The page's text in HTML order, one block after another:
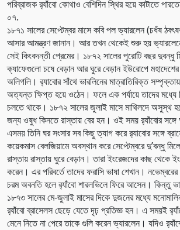
পরিব্রাজক র‌্যাঁবো কোথাও বেশিদিন স্থির হয়ে কাটাতে
০৭.
১৮৭১ সালের সেপ্টেম্বর মাসে কবি পল ভ্যারলেন (চধঁষ
আসার আমন্ত্রণ জানান। আর তখন থেকেই শুরু হয়
সেই কিংবদন্তী প্রেমের। ১৮৭২ সালের পুরোটি বছর দুবন্ধু
ক্যাফেগুলো চষে বেড়ান আর ঘুরে বেড়ান ইউরোপে
অলিগলি। র‌্যাবোর সাঁথে ভারলিনের মাত্রাতিরিক্ত সম্পৃক্তায়
অত্যন্ত ক্ষিপ্ত হয়ে ওঠেন। ফলে এক পর্যায়ে তাদের মধ্যে
চলতে থাকে। ১৮৭২ সালের জুলাই মাসে মাথিলদে অসুস্থ
জন্য ওষুধ কিনতে রাস্তায় বের হন। ওই সময় র‌্যাঁবোর সঙ্গে
এসময় তিনি ঘর সংসার সব কিছু ত্যাগ করে র‌্যাবোর সঙ্গে
কয়েকমাস বেলজিয়ামে অবস্থান করে সেপ্টেম্বরে দু’বন্ধু
রাস্তায় রাস্তায় ঘুরে বেড়ান। তারা ইংরেজদের কাছ থেকে
করেন। এর পরিবর্তে তাদের ফরাসি ভাষা শেখান।
চরম অবনতি হলে র‌্যাঁবো শারলভিলে ফিরে আসেন। কিন্তু
১৮৭৩ সালের মে-জুলাই মাসের দিকে দুজনের মধ্যে
র‌্যাঁবো ব্রাসেলস ছেড়ে যেতে দৃঢ় প্রতিজ্ঞ হন। এ সময়ই
মেনে নিতে না পেরে তাকে গুলি করেন ভ্যারলেন। যদিও